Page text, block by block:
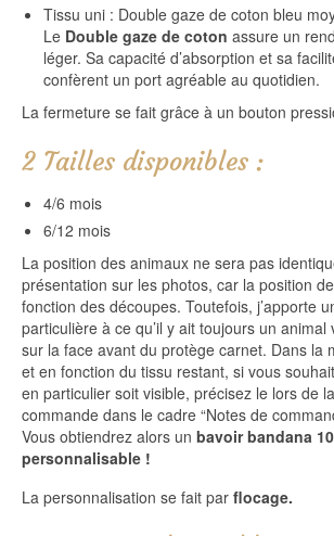
Tissu uni : Double gaze de coton bleu
Le Double gaze de coton assure un
léger. Sa capacité d’absorption et sa
confèrent un port agréable au quotidien.
La fermeture se fait grâce à un bouton
2 Tailles disponibles :
4/6 mois
6/12 mois
La position des animaux ne sera pas
présentation sur les photos, car la position
fonction des découpes. Toutefois, j’apporte
particulière à ce qu’il y ait toujours un animal
sur la face avant du protège carnet. Dans la
et en fonction du tissu restant, si vous
en particulier soit visible, précisez le lors de
commande dans le cadre “Notes de
Vous obtiendrez alors un bavoir bandana
personnalisable !
La personnalisation se fait par flocage.